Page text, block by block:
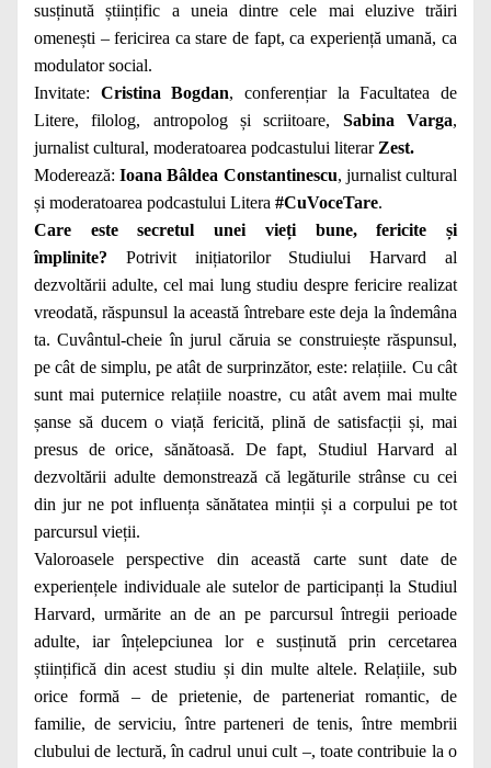
susținută științific a uneia dintre cele mai eluzive trăiri
omenești – fericirea ca stare de fapt, ca experiență umană, ca
modulator social.
Invitate: Cristina Bogdan, conferențiar la Facultatea de
Litere, filolog, antropolog și scriitoare, Sabina Varga,
jurnalist cultural, moderatoarea podcastului literar Zest.
Moderează:Ioana Bâldea Constantinescu, jurnalist cultural
și moderatoarea podcastului Litera #CuVoceTare.
Care este secretul unei vieți bune, fericite și
împlinite? Potrivit inițiatorilor Studiului Harvard al
dezvoltării adulte, cel mai lung studiu despre fericire realizat
vreodată, răspunsul la această întrebare este deja la îndemâna
ta. Cuvântul-cheie în jurul căruia se construiește răspunsul,
pe cât de simplu, pe atât de surprinzător, este: relațiile. Cu cât
sunt mai puternice relațiile noastre, cu atât avem mai multe
șanse să ducem o viață fericită, plină de satisfacții și, mai
presus de orice, sănătoasă. De fapt, Studiul Harvard al
dezvoltării adulte demonstrează că legăturile strânse cu cei
din jur ne pot influența sănătatea minții și a corpului pe tot
parcursul vieții.
Valoroasele perspective din această carte sunt date de
experiențele individuale ale sutelor de participanți la Studiul
Harvard, urmărite an de an pe parcursul întregii perioade
adulte, iar înțelepciunea lor e susținută prin cercetarea
științifică din acest studiu și din multe altele. Relațiile, sub
orice formă – de prietenie, de parteneriat romantic, de
familie, de serviciu, între parteneri de tenis, între membrii
clubului de lectură, în cadrul unui cult –, toate contribuie la o